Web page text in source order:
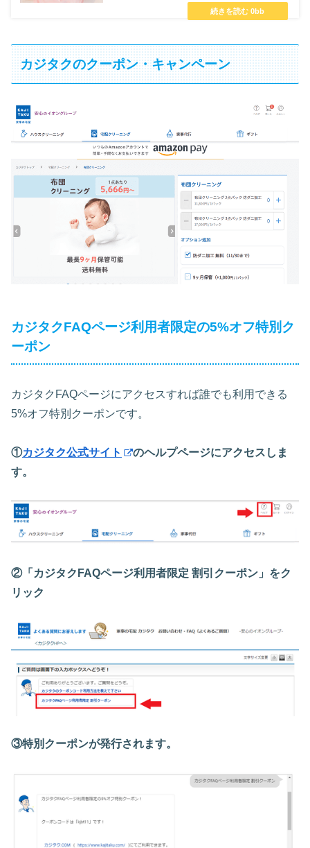
カジタクのクーポン・キャンペーン
カジタクFAQページ利用者限定の5%オフ特別ク
ーポン
カジタクFAQページにアクセスすれば誰でも利用できる
5%オフ特別クーポンです。
①カジタク公式サイト
のヘルプページにアクセスしま
す。
②「カジタクFAQページ利用者限定 割引クーポン」をク
リック
③特別クーポンが発行されます。